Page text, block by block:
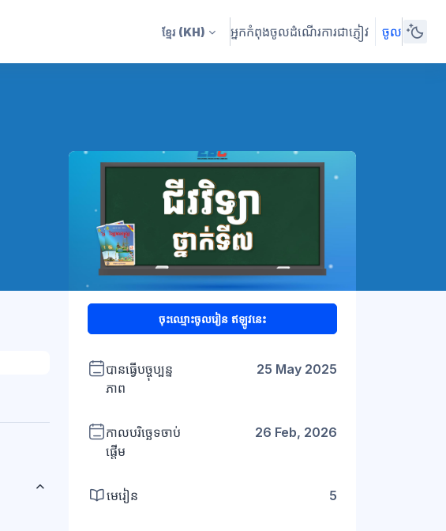
ខ្មែរ (KH) អ្នកកំពុងចូលដំណើរការជាភ្ញៀវ ចូល
ចុះឈ្មោះចូលរៀន ឥឡូវនេះ
បានធ្វើបច្ចុប្បន្ន
ភាព
25 May 2025
កាលបរិច្ឆេទចាប់
ផ្តើម
26 Feb, 2026
មេរៀន 5